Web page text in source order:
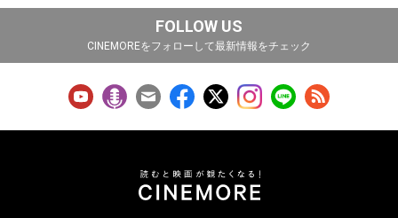
FOLLOW US
CINEMOREをフォローして最新情報をチェック